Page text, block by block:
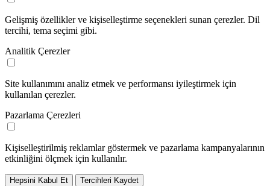
Gelişmiş özellikler ve kişiselleştirme seçenekleri sunan çerezler. Dil
tercihi, tema seçimi gibi.
Analitik Çerezler
Site kullanımını analiz etmek ve performansı iyileştirmek için
kullanılan çerezler.
Pazarlama Çerezleri
Kişiselleştirilmiş reklamlar göstermek ve pazarlama kampanyalarının
etkinliğini ölçmek için kullanılır.
Hepsini Kabul Et Tercihleri Kaydet